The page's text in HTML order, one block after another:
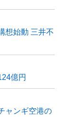
想始動 三井不
億円
ャンギ空港の